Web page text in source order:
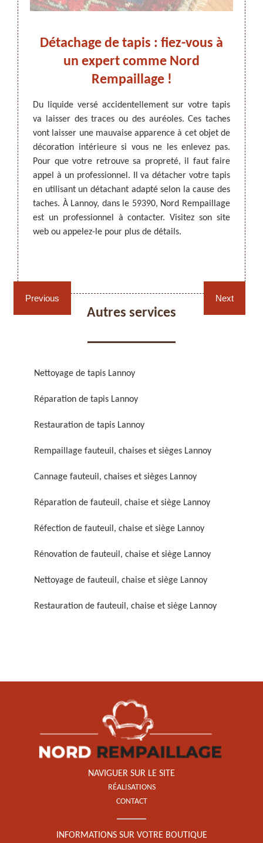
ARTISAN DEZITTER, REMPAILLAGE -
CANNAGE - RECOLLAGE, 59 NORD
chaises et sièges 59
Cannage fauteuil, chaises
et sièges 59
chaise et siège 59
Rénovation de fauteuil,
Nettoyage de fauteuil,
Previous
!
du
les
de
est
au
sans
ce
Détachage de tapis : fiez-vous à
un expert comme Nord
Rempaillage !
Du liquide versé accidentellement sur votre tapis
va laisser des traces ou des auréoles. Ces taches
vont laisser une mauvaise apparence à cet objet de
décoration intérieure si vous ne les enlevez pas.
Pour que votre retrouve sa propreté, il faut faire
appel à un professionnel. Il va détacher votre tapis
en utilisant un détachant adapté selon la cause des
taches. À Lannoy, dans le 59390, Nord Rempaillage
est un professionnel à contacter. Visitez son site
web ou appelez-le pour plus de détails.
Pour
il
les
va
projet
Next
Autres services
Nettoyage de tapis Lannoy
Réparation de tapis Lannoy
Restauration de tapis Lannoy
Rempaillage fauteuil, chaises et sièges Lannoy
Cannage fauteuil, chaises et sièges Lannoy
Réparation de fauteuil, chaise et siège Lannoy
Réfection de fauteuil, chaise et siège Lannoy
Rénovation de fauteuil, chaise et siège Lannoy
Nettoyage de fauteuil, chaise et siège Lannoy
Restauration de fauteuil, chaise et siège Lannoy
NAVIGUER SUR LE SITE
RÉALISATIONS
CONTACT
INFORMATIONS SUR VOTRE BOUTIQUE